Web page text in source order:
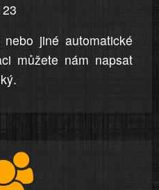
jiné automatické
můžete nám napsat